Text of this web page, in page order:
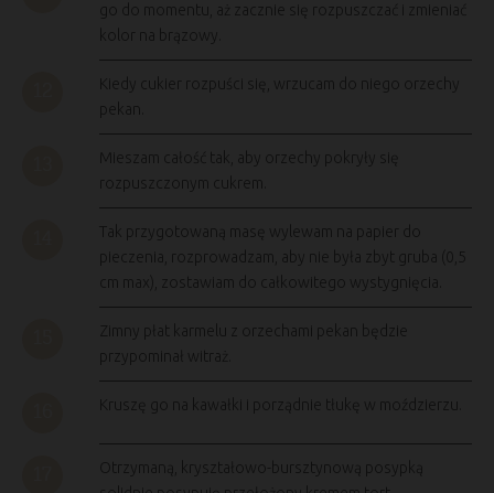
go do momentu, aż zacznie się rozpuszczać i zmieniać
kolor na brązowy.
Kiedy cukier rozpuści się, wrzucam do niego orzechy
pekan.
Mieszam całość tak, aby orzechy pokryły się
rozpuszczonym cukrem.
Tak przygotowaną masę wylewam na papier do
pieczenia, rozprowadzam, aby nie była zbyt gruba (0,5
cm max), zostawiam do całkowitego wystygnięcia.
Zimny płat karmelu z orzechami pekan będzie
przypominał witraż.
Kruszę go na kawałki i porządnie tłukę w moździerzu.
Otrzymaną, kryształowo-bursztynową posypką